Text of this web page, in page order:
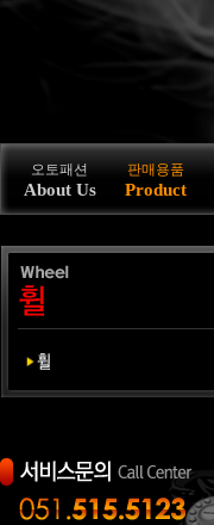
오토패션
About Us
판매용품
Product